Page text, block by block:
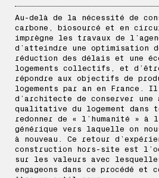
Au-delà de la nécessité de
carbone, biosourcé et en
imprègne les travaux de
d’atteindre une optimisation
réduction des délais et une
logements collectifs, et
répondre aux objectifs de
logements par an en France.
d’architecte de conserver une
qualitative du logement dans
redonner de « l’humanité »
générique vers laquelle on
à nouveau. Ce retour
construction hors-site est
sur les valeurs avec
engageons dans ce procédé et